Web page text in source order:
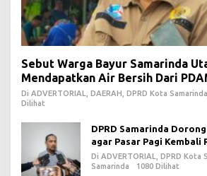
Sebut Warga Bayur Samarinda
Mendapatkan Air Bersih Dari
Di ADVERTORIAL, DAERAH, DPRD Kota
Dilihat
DPRD Samarinda
agar Pasar Pagi Kembali
Revitalisasi
Di ADVERTORIAL, DPRD Kota
Samarinda
1080 Dilihat